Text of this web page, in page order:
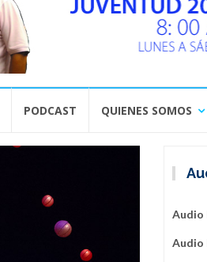
PODCAST QUIENES SOMOS
Audio
Audio